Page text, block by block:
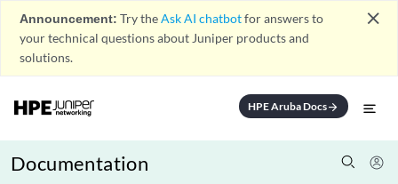
Announcement: Try theAsk AI chatbotfor answers to
your technical questions about Juniper products and
solutions.
close
HPE Aruba Docsarrow_forward
Documentation